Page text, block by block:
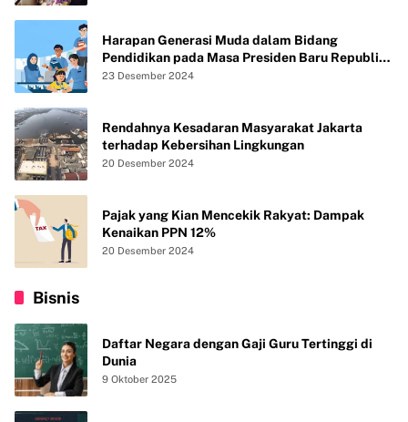
Harapan Generasi Muda dalam Bidang
Pendidikan pada Masa Presiden Baru Republik
Indonesia
23 Desember 2024
Rendahnya Kesadaran Masyarakat Jakarta
terhadap Kebersihan Lingkungan
20 Desember 2024
Pajak yang Kian Mencekik Rakyat: Dampak
Kenaikan PPN 12%
20 Desember 2024
Bisnis
Daftar Negara dengan Gaji Guru Tertinggi di
Dunia
9 Oktober 2025